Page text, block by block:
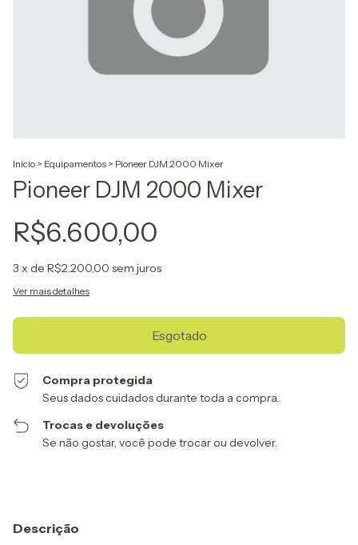
Início > Equipamentos > Pioneer DJM 2000 Mixer
Pioneer DJM 2000 Mixer
R$6.600,00
3 x de R$2.200,00 sem juros
Ver mais detalhes
Compra protegida
Seus dados cuidados durante toda a compra.
Trocas e devoluções
Se não gostar, você pode trocar ou devolver.
Descrição